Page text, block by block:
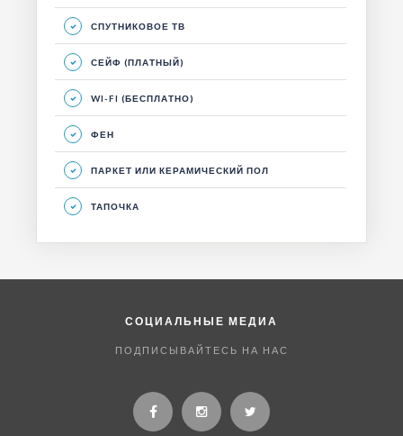
СПУТНИКОВОЕ ТВ
СЕЙФ (ПЛАТНЫЙ)
WI-FI (БЕСПЛАТНО)
ФЕН
ПАРКЕТ ИЛИ КЕРАМИЧЕСКИЙ ПОЛ
ТАПОЧКА
СОЦИАЛЬНЫЕ МЕДИА
ПОДПИСЫВАЙТЕСЬ НА НАС